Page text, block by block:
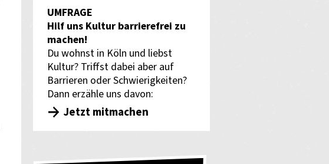
UMFRAGE
Hilf uns Kultur barrierefrei zu
machen!
Du wohnst in Köln und liebst
Kultur? Triffst dabei aber auf
Barrieren oder Schwierigkeiten?
Dann erzähle uns davon:
Jetzt mitmachen